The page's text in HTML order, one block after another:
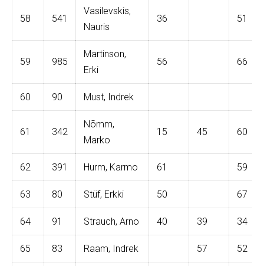
58 541
Vasilevskis,
Nauris
36 51
59 985
Martinson,
Erki
56 66
60 90 Must, Indrek
61 342
Nõmm,
Marko
15 45 60
62 391 Hurm, Karmo 61 59
63 80 Stüf, Erkki 50 67
64 91 Strauch, Arno 40 39 34
65 83 Raam, Indrek 57 52